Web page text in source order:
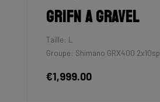
Grifn A Gravel
Taille: L
Groupe: Shimano GRX400 2x10sp
€1,999.00